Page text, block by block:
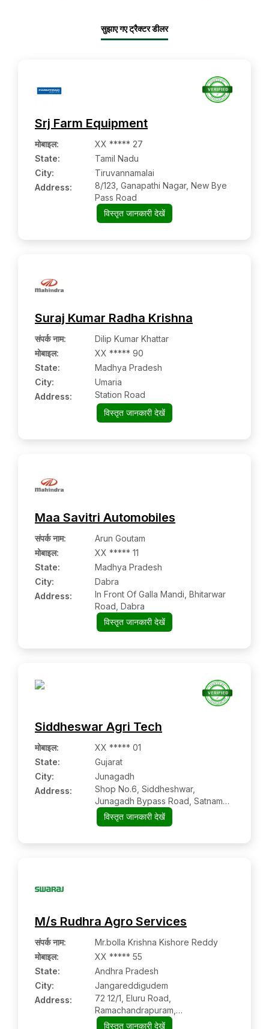
सुझाए गए ट्रैक्टर डीलर
Srj Farm Equipment
मोबाइल:
XX ***** 27
State:
Tamil Nadu
City:
Tiruvannamalai
Address:
8/123, Ganapathi Nagar, New Bye
Pass Road
विस्तृत जानकारी देखें
Suraj Kumar Radha Krishna
संपर्क नाम:
Dilip Kumar Khattar
मोबाइल:
XX ***** 90
State:
Madhya Pradesh
City:
Umaria
Address:
Station Road
विस्तृत जानकारी देखें
Maa Savitri Automobiles
संपर्क नाम:
Arun Goutam
मोबाइल:
XX ***** 11
State:
Madhya Pradesh
City:
Dabra
Address:
In Front Of Galla Mandi, Bhitarwar
Road, Dabra
विस्तृत जानकारी देखें
Siddheswar Agri Tech
मोबाइल:
XX ***** 01
State:
Gujarat
City:
Junagadh
Address:
Shop No.6, Siddheshwar,
Junagadh Bypass Road, Satnam
Motors
विस्तृत जानकारी देखें
M/s Rudhra Agro Services
संपर्क नाम:
Mr.bolla Krishna Kishore Reddy
मोबाइल:
XX ***** 55
State:
Andhra Pradesh
City:
Jangareddigudem
Address:
72 12/1, Eluru Road,
Ramachandrapuram,
Jangareddigudem,
विस्तृत जानकारी देखें